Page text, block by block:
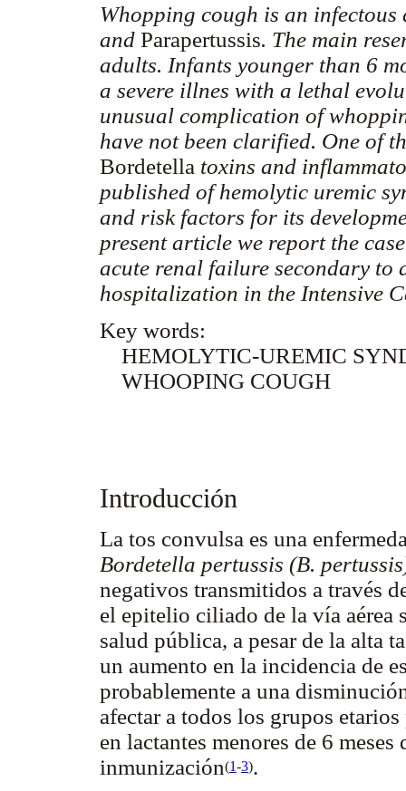
Whopping cough is an infectous
and Parapertussis. The main
adults. Infants younger than 6
a severe illnes with a lethal
unusual complication of
have not been clarified. One of
Bordetella toxins and
published of hemolytic uremic
and risk factors for its
present article we report the
acute renal failure secondary to
hospitalization in the Intensive
Key words:
HEMOLYTIC-UREMIC
WHOOPING COUGH
Introducción
La tos convulsa es una
Bordetella pertussis (B. pertussis
negativos transmitidos a través
el epitelio ciliado de la vía aérea
salud pública, a pesar de la alta
un aumento en la incidencia de
probablemente a una
afectar a todos los grupos
en lactantes menores de 6
inmunización(1-3).